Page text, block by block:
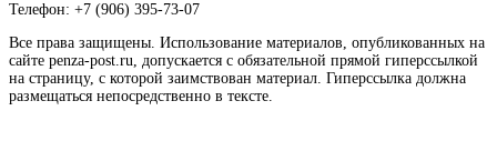
Телефон: +7 (906) 395-73-07
Все права защищены. Использование материалов, опубликованных на
сайте penza-post.ru, допускается с обязательной прямой гиперссылкой
на страницу, с которой заимствован материал. Гиперссылка должна
размещаться непосредственно в тексте.